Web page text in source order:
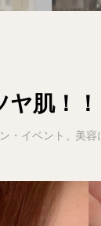
肌！！
・イベント 美容